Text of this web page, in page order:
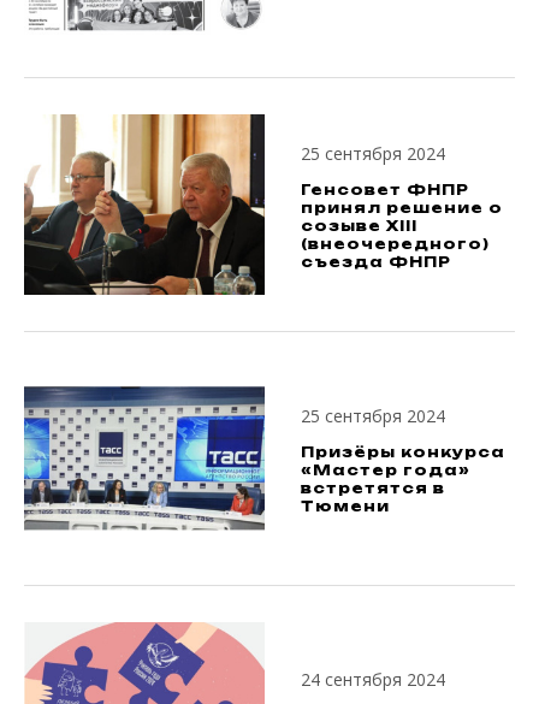
25 сентября 2024
Генсовет ФНПР
принял решение о
созыве XIII
(внеочередного)
съезда ФНПР
25 сентября 2024
Призёры конкурса
«Мастер года»
встретятся в
Тюмени
24 сентября 2024